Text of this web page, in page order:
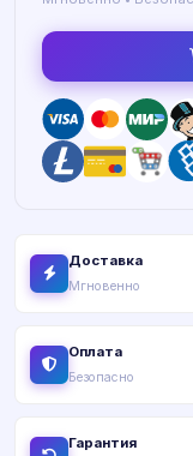
Доставка
Мгновенно
Оплата
Безопасно
Гарантия